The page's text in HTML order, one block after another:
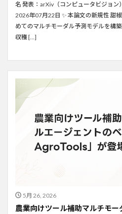
名 発表：arXiv（コンピュータビジョン
2026年07月22日 ✨ 本論文の新規性 甜
めてのマルチモーダル予測モデルを構
収穫 […]
5月 26, 2026
農業向けツール補助マルチモ